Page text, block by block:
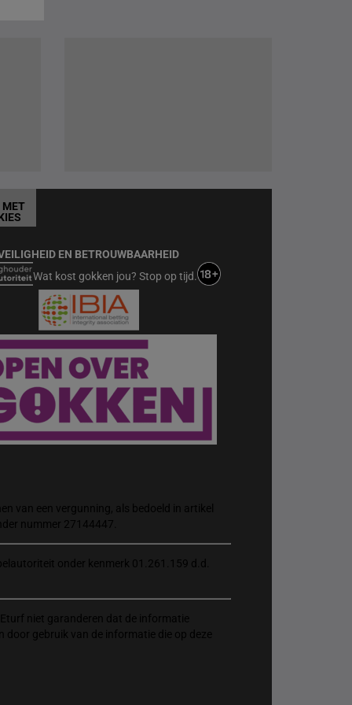
EN BETROUWBAARHEID
Wat kost gokken jou? Stop op tijd.
van een vergunning, als bedoeld in artikel
nummer 27144447.
onder kenmerk 01.261.159 d.d.
niet garanderen dat de informatie
gebruik van de informatie die op deze